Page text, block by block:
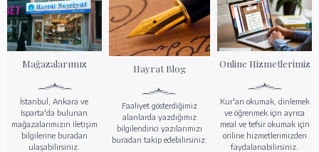
Mağazalarımız
İstanbul, Ankara ve
Isparta'da bulunan
mağazalarımızın iletişim
bilgilerine buradan
ulaşabilirsiniz.
Hayrat Blog
Faaliyet gösterdiğimiz
alanlarda yazdığımız
bilgilendirici yazılarımızı
buradan takip edebilirsiniz.
Online Hizmetlerimiz
Kur'an okumak, dinlemek
ve öğrenmek için ayrıca
meal ve tefsir okumak için
online hizmetlerimizden
faydalanabilirsiniz.